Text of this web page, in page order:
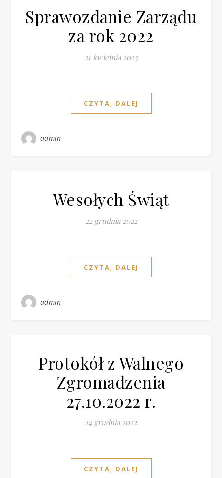
Sprawozdanie Zarządu
za rok 2022
21 kwietnia 2023
CZYTAJ DALEJ
admin
Wesołych Świąt
22 grudnia 2022
CZYTAJ DALEJ
admin
Protokół z Walnego
Zgromadzenia
27.10.2022 r.
14 grudnia 2022
CZYTAJ DALEJ